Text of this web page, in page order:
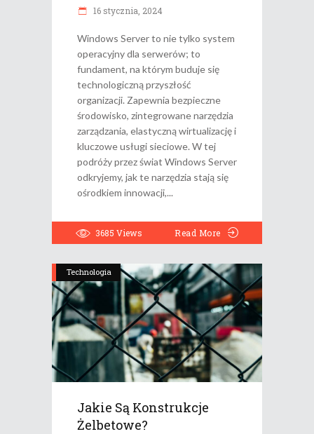
16 stycznia, 2024
Windows Server to nie tylko system
operacyjny dla serwerów; to
fundament, na którym buduje się
technologiczną przyszłość
organizacji. Zapewnia bezpieczne
środowisko, zintegrowane narzędzia
zarządzania, elastyczną wirtualizację i
kluczowe usługi sieciowe. W tej
podróży przez świat Windows Server
odkryjemy, jak te narzędzia stają się
ośrodkiem innowacji,
3685 Views Read More
Technologia
Jakie Są Konstrukcje
Żelbetowe?